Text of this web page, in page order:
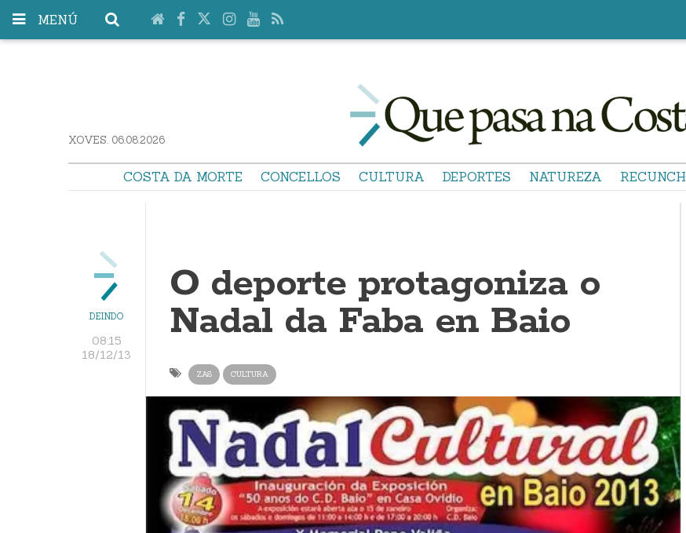
MENÚ
XOVES. 06.08.2026
COSTA DA MORTE CONCELLOS CULTURA DEPORTES NATUREZA
DEINDO
08:15
18/12/13
O deporte protagoniza o
Nadal da Faba en Baio
ZAS CULTURA